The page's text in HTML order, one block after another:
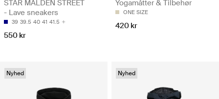
STAR MALDEN STREET
- Lave sneakers
39 39.5 40 41 41.5
550 kr
Yogamåtter & Tilbehør
ONE SIZE
420 kr
Nyhed Nyhed